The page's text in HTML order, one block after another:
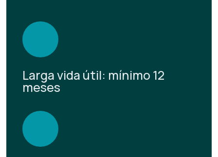
Larga vida útil: mínimo 12
meses